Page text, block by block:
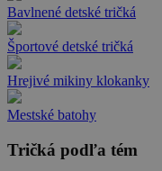
Bavlnené detské tričká
Športové detské tričká
Hrejivé mikiny klokanky
Mestské batohy
Tričká podľa tém